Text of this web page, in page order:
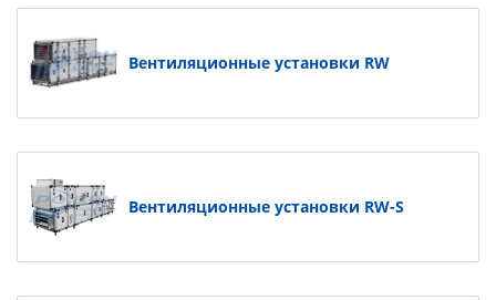
Вентиляционные установки RW
Вентиляционные установки RW-S